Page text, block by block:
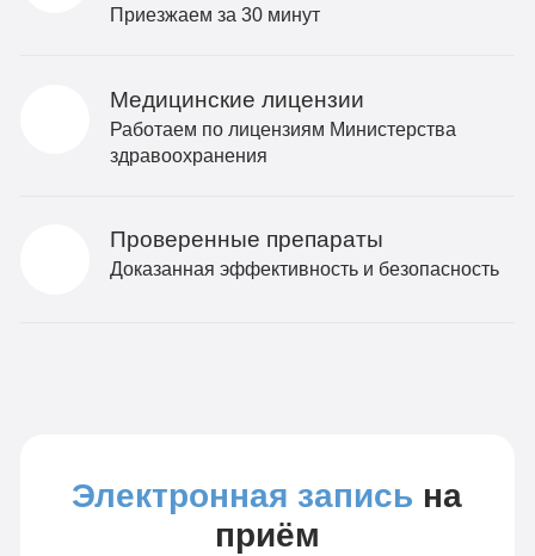
Приезжаем за 30 минут
Медицинские лицензии
Работаем по лицензиям Министерства
здравоохранения
Проверенные препараты
Доказанная эффективность и безопасность
Электронная запись на
приём